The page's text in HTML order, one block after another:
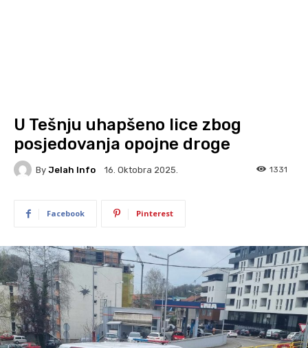
U Tešnju uhapšeno lice zbog
posjedovanja opojne droge
By Jelah Info 16. Oktobra 2025. 1331
Facebook Pinterest